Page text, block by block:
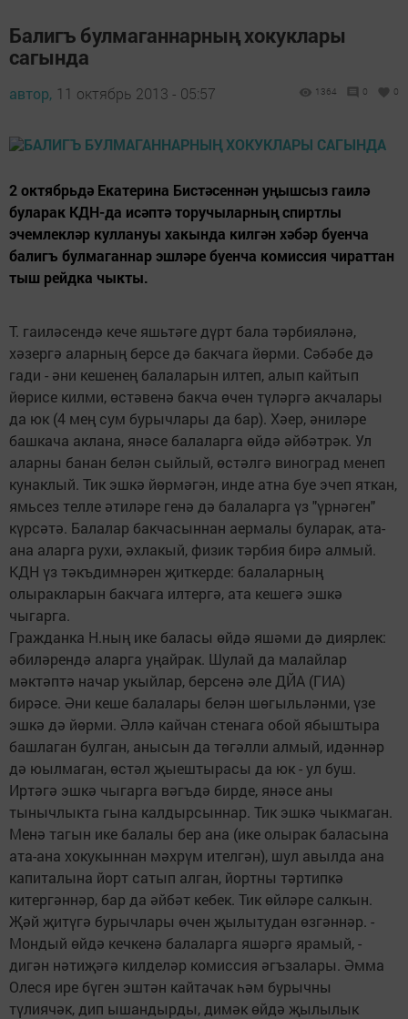
Балигъ булмаганнарның хокуклары
сагында
автор, 11 октябрь 2013 - 05:57 1364 0 0
2 октябрьдә Екатерина Бистәсеннән уңышсыз гаилә
буларак КДН-да исәптә торучыларның спиртлы
эчемлекләр куллануы хакында килгән хәбәр буенча
балигъ булмаганнар эшләре буенча комиссия чираттан
тыш рейдка чыкты.
Т. гаиләсендә кече яшьтәге дүрт бала тәрбияләнә,
хәзергә аларның берсе дә бакчага йөрми. Сәбәбе дә
гади - әни кешенең балаларын илтеп, алып кайтып
йөрисе килми, өстәвенә бакча өчен түләргә акчалары
да юк (4 мең сум бурычлары да бар). Хәер, әниләре
башкача аклана, янәсе балаларга өйдә әйбәтрәк. Ул
аларны банан белән сыйлый, өстәлгә виноград менеп
кунаклый. Тик эшкә йөрмәгән, инде атна буе эчеп яткан,
ямьсез телле әтиләре генә дә балаларга үз "үрнәген"
күрсәтә. Балалар бакчасыннан аермалы буларак, ата-
ана аларга рухи, әхлакый, физик тәрбия бирә алмый.
КДН үз тәкъдимнәрен җиткерде: балаларның
олыракларын бакчага илтергә, ата кешегә эшкә
чыгарга.
Гражданка Н.ның ике баласы өйдә яшәми дә диярлек:
әбиләрендә аларга уңайрак. Шулай да малайлар
мәктәптә начар укыйлар, берсенә әле ДЙА (ГИА)
бирәсе. Әни кеше балалары белән шөгыльләнми, үзе
эшкә дә йөрми. Әллә кайчан стенага обой ябыштыра
башлаган булган, анысын да төгәлли алмый, идәннәр
дә юылмаган, өстәл җыештырасы да юк - ул буш.
Иртәгә эшкә чыгарга вәгъдә бирде, янәсе аны
тынычлыкта гына калдырсыннар. Тик эшкә чыкмаган.
Менә тагын ике балалы бер ана (ике олырак баласына
ата-ана хокукыннан мәхрүм ителгән), шул авылда ана
капиталына йорт сатып алган, йортны тәртипкә
китергәннәр, бар да әйбәт кебек. Тик өйләре салкын.
Җәй җитүгә бурычлары өчен җылытудан өзгәннәр. -
Мондый өйдә кечкенә балаларга яшәргә ярамый, -
дигән нәтиҗәгә килделәр комиссия әгъзалары. Әмма
Олеся ире бүген эштән кайтачак һәм бурычны
түлиячәк, дип ышандырды, димәк өйдә җылылык